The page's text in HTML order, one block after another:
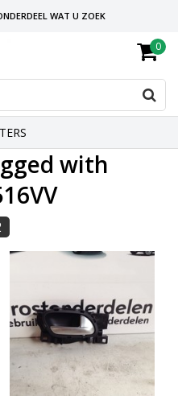
WAT U ZOEK
VERZONDEN
PEUGEOT
0
with